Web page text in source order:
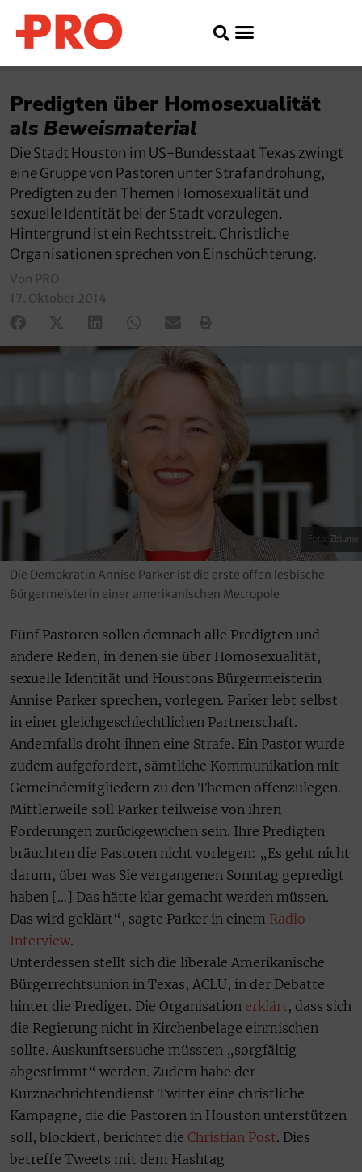
Predigten über Homosexualität
als Beweismaterial
Die Stadt Houston im US-Bundesstaat Texas zwingt
eine Gruppe von Pastoren unter Strafandrohung,
Predigten zu den Themen Homosexualität und
sexuelle Identität bei der Stadt vorzulegen.
Hintergrund ist ein Rechtsstreit. Christliche
Organisationen sprechen von Einschüchterung.
Von PRO
17. Oktober 2014
Foto: Zblume
Die Demokratin Annise Parker ist die erste offen lesbische
Bürgermeisterin einer amerikanischen Metropole
Fünf Pastoren sollen demnach alle Predigten und
andere Reden, in denen sie über Homosexualität,
sexuelle Identität und Houstons Bürgermeisterin
Annise Parker sprechen, vorlegen. Parker lebt selbst
in einer gleichgeschlechtlichen Partnerschaft.
Andernfalls droht ihnen eine Strafe. Ein Pastor wurde
zudem aufgefordert, sämtliche Kommunikation mit
Gemeindemitgliedern zu den Themen offenzulegen.
Mittlerweile soll Parker teilweise von ihren
Forderungen zurückgewichen sein. Ihre Predigten
bräuchten die Pastoren nicht vorlegen: „Es geht nicht
darum, über was Sie vergangenen Sonntag gepredigt
haben […] Das hätte klar gemacht werden müssen.
Das wird geklärt“, sagte Parker in einem Radio-
Interview.
Unterdessen stellt sich die liberale Amerikanische
Bürgerrechtsunion in Texas, ACLU, in der Debatte
hinter die Prediger. Die Organisation erklärt, dass sich
die Regierung nicht in Kirchenbelage einmischen
sollte. Auskunftsersuche müssten „sorgfältig
abgestimmt“ werden. Zudem habe der
Kurznachrichtendienst Twitter eine christliche
Kampagne, die die Pastoren in Houston unterstützen
soll, blockiert, berichtet die Christian Post. Dies
betreffe Tweets mit dem Hashtag